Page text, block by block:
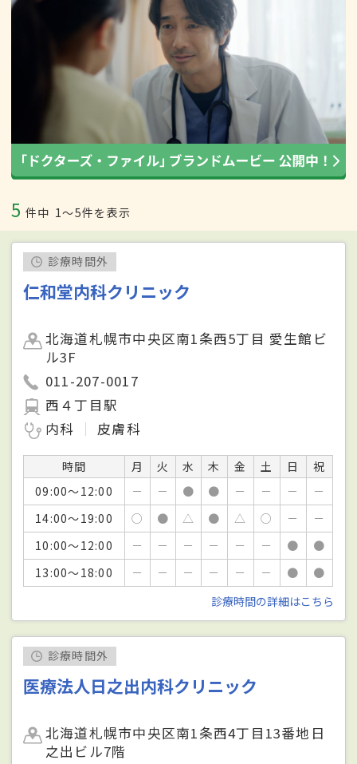
5 件中 1〜5件を表示
診療時間外
仁和堂内科クリニック
北海道札幌市中央区南1条西5丁目 愛生館ビ
ル3F
011-207-0017
西４丁目駅
内科
皮膚科
時間 月 火 水 木 金 土 日
祝
09:00～12:00
－ － ● ● － － －
－
14:00～19:00
○ ● △ ● △ ○ －
－
10:00～12:00
－ － － － － － ●
●
13:00～18:00
－ － － － － － ●
●
診療時間の詳細はこちら
診療時間外
医療法人日之出内科クリニック
北海道札幌市中央区南1条西4丁目13番地日
之出ビル7階